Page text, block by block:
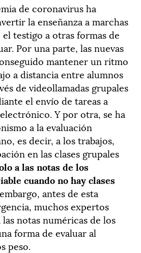
de coronavirus ha
la enseñanza a marchas
el testigo a otras formas de
Por una parte, las nuevas
mantener un ritmo
a distancia entre alumnos
de videollamadas grupales
el envío de tareas a
Y por otra, se ha
a la evaluación
es decir, a los trabajos,
en las clases grupales
a las notas de los
cuando no hay clases
antes de esta
muchos expertos
notas numéricas de los
forma de evaluar al
peso.